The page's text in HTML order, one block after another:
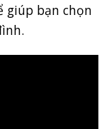
giúp bạn chọn